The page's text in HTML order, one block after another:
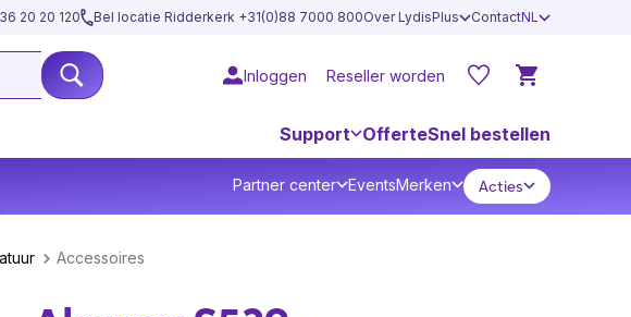
20 20 120 Bel locatie Ridderkerk +31(0)88 7000 800Over LydisPlus ContactNL
Inloggen Reseller worden
Support OfferteSnel bestellen
Partner center EventsMerken Acties
Accessoires